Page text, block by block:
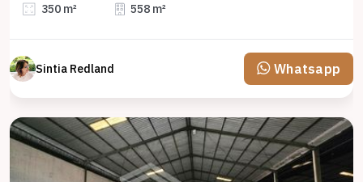
350 m² 558 m²
Sintia Redland Whatsapp